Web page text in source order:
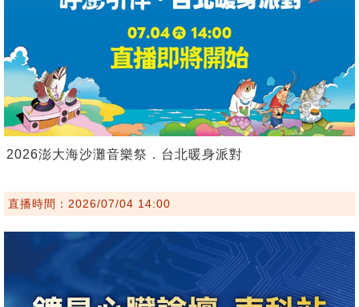
2026澎大海沙灘音樂祭．台北暖身派對
直播時間：2026/07/04 14:00